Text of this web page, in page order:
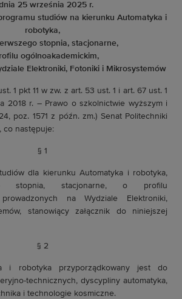
25 września 2025 r.
studiów na kierunku Automatyka i
robotyka,
stopnia, stacjonarne,
ogólnoakademickim,
Elektroniki, Fotoniki i Mikrosystemów
1 pkt 11 w zw. z art. 53 ust. 1 i art. 67 ust. 1
2018 r. – Prawo o szkolnictwie wyższym i
poz. 1571 z późn. zm.) Senat Politechniki
co następuje:
§ 1
dla kierunku Automatyka i robotyka,
stopnia, stacjonarne, o profilu
prowadzonych na Wydziale Elektroniki,
stanowiący załącznik do niniejszej
§ 2
i robotyka przyporządkowany jest do
technicznych, dyscypliny automatyka,
i technologie kosmiczne.